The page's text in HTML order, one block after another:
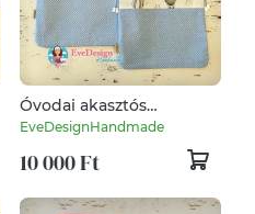
Óvodai akasztós
ruhazsák és tornazsák
EveDesignHandmade
10 000 Ft